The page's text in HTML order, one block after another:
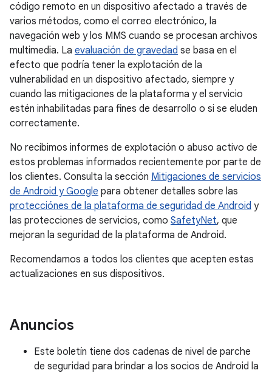
código remoto en un dispositivo afectado a través de
varios métodos, como el correo electrónico, la
navegación web y los MMS cuando se procesan archivos
multimedia. La evaluación de gravedad se basa en el
efecto que podría tener la explotación de la
vulnerabilidad en un dispositivo afectado, siempre y
cuando las mitigaciones de la plataforma y el servicio
estén inhabilitadas para fines de desarrollo o si se eluden
correctamente.
No recibimos informes de explotación o abuso activo de
estos problemas informados recientemente por parte de
los clientes. Consulta la sección Mitigaciones de servicios
de Android y Google para obtener detalles sobre las
protecciónes de la plataforma de seguridad de Android y
las protecciones de servicios, como SafetyNet, que
mejoran la seguridad de la plataforma de Android.
Recomendamos a todos los clientes que acepten estas
actualizaciones en sus dispositivos.
Anuncios
Este boletín tiene dos cadenas de nivel de parche
de seguridad para brindar a los socios de Android la